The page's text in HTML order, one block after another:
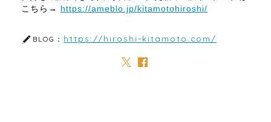
こちら→
https://ameblo.jp/kitamotohiroshi/
BLOG： https://hiroshi-kitamoto.com/